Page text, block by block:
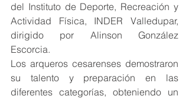
del Instituto de Deporte, Recreación y
Actividad Física, INDER Valledupar,
dirigido por Alinson González
Escorcia.
Los arqueros cesarenses demostraron
su talento y preparación en las
diferentes categorías, obteniendo un